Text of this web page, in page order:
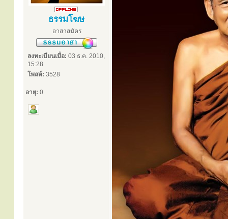
ธรรมโฆษ
อาสาสมัคร
ลงทะเบียนเมื่อ: 03 ธ.ค. 2010,
15:28
โพสต์: 3528
อายุ: 0